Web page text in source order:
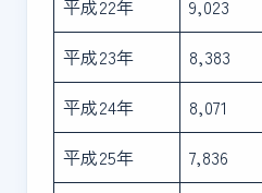
平成22年
9,023
平成23年
8,383
平成24年
8,071
平成25年
7,836